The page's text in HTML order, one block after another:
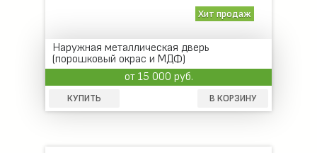
Хит продаж
Наружная металлическая дверь
(порошковый окрас и МДФ)
от 15 000 руб.
КУПИТЬ В КОРЗИНУ